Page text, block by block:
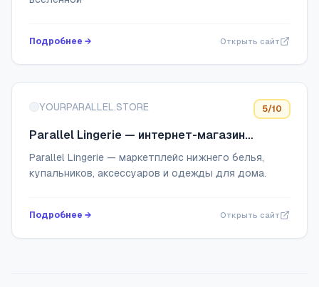
Подробнее → Открыть сайт
YOURPARALLEL.STORE 5/10
Parallel Lingerie — интернет-магазин
нижнего белья и одежды для домаPayment
Details Modal
Parallel Lingerie — маркетплейс нижнего белья,
купальников, аксессуаров и одежды для дома.
Подробнее → Открыть сайт